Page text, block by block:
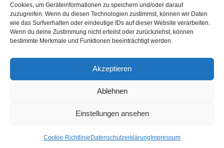
Cookies, um Geräteinformationen zu speichern und/oder darauf
zuzugreifen. Wenn du diesen Technologien zustimmst, können wir Daten
wie das Surfverhalten oder eindeutige IDs auf dieser Website verarbeiten.
Wenn du deine Zustimmung nicht erteilst oder zurückziehst, können
bestimmte Merkmale und Funktionen beeinträchtigt werden.
Akzeptieren
Ablehnen
Einstellungen ansehen
Cookie-RichtlinieDatenschutzerklärungImpressum
– „Gibt es zwei Evangelien? – Eine Widerlegung
der Schriftteilungslehre
20. Oktober 2020
17. September 2020
– Die unglaubliche Geschichte der Natalia H.